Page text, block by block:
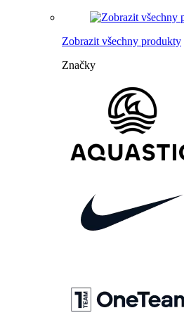
Zobrazit všechny produkty
Značky